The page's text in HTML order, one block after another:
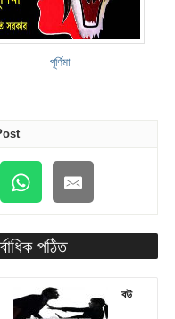
পূর্ণিমা
পঠিত
বউ